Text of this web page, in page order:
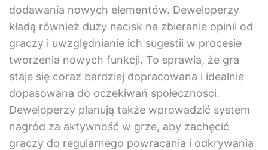
dodawania nowych elementów. Deweloperzy
kładą również duży nacisk na zbieranie opinii od
graczy i uwzględnianie ich sugestii w procesie
tworzenia nowych funkcji. To sprawia, że gra
staje się coraz bardziej dopracowana i idealnie
dopasowana do oczekiwań społeczności.
Deweloperzy planują także wprowadzić system
nagród za aktywność w grze, aby zachęcić
graczy do regularnego powracania i odkrywania